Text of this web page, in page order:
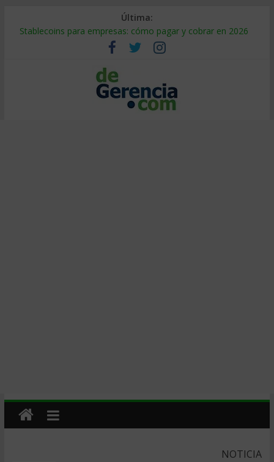
Última:
Stablecoins para empresas: cómo pagar y cobrar en 2026
Despido silencioso: qué es y por qué sale tan caro
IA en selección de personal: cómo auditarla a tiempo
Trabajo forzoso en la cadena de suministro: qué hacer
Mercado hispano de EE. UU.: cómo segmentarlo y venderle
NOTICIA